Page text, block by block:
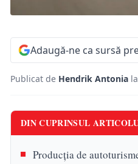
Adaugă-ne ca sursă
Publicat de Hendrik Antonia
DIN CUPRINSUL
Producția de